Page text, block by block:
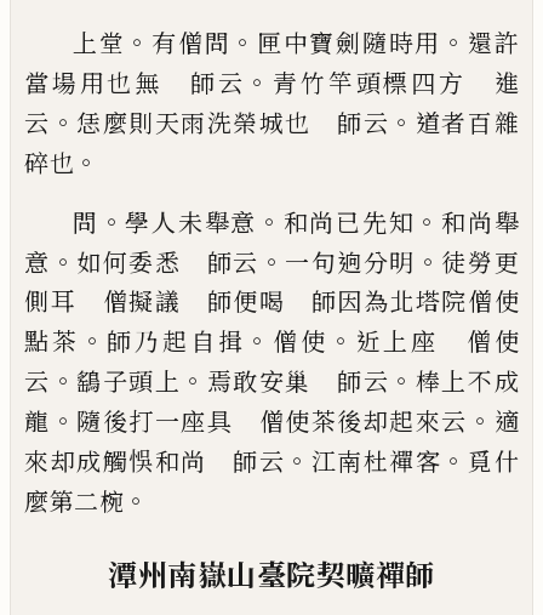
上堂 。 有僧問 。 匣中寶劍隨時用 。 還許
當場用也無 師云 。 青竹竿頭標四方 進
云 。 恁麼則天雨洗榮城也 師云 。 道者百雜
碎也 。
問 。學人未舉意 。 和尚已先知 。 和尚舉
意 。 如何委悉 師云 。 一句逈分明 。 徒勞更
側耳 僧擬議 師便喝 師因為北塔院僧使
點茶 。 師乃起自揖 。 僧使 。 近上座
僧使
云 。 鷂子頭上 。 焉敢安巢 師云 。 棒上不成
龍 。 隨後打一座具 僧使茶後却起來云 。 適
來却成觸悞和尚 師云 。 江南杜禪客 。 覓什
麼第二椀 。
潭州南嶽山臺院契曠禪師